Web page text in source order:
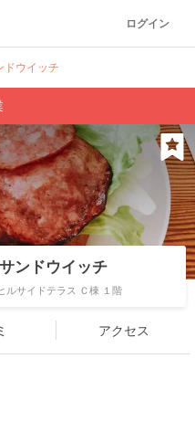
ログイン
ドウイッチ
ンドウイッチ
ルサイドテラス Ｃ棟 １階
アクセス